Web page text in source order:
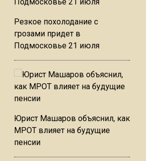
Резкое похолодание с
грозами придет в
Подмосковье 21 июля
Юрист Машаров объяснил, как
МРОТ влияет на будущие
пенсии